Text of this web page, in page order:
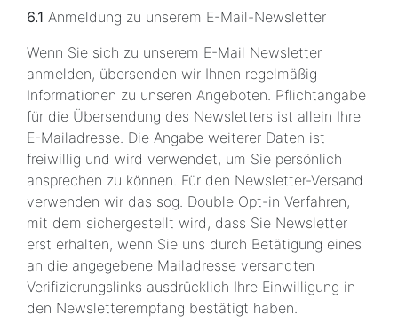
6.1 Anmeldung zu unserem E-Mail-Newsletter
Wenn Sie sich zu unserem E-Mail Newsletter
anmelden, übersenden wir Ihnen regelmäßig
Informationen zu unseren Angeboten. Pflichtangabe
für die Übersendung des Newsletters ist allein Ihre
E-Mailadresse. Die Angabe weiterer Daten ist
freiwillig und wird verwendet, um Sie persönlich
ansprechen zu können. Für den Newsletter-Versand
verwenden wir das sog. Double Opt-in Verfahren,
mit dem sichergestellt wird, dass Sie Newsletter
erst erhalten, wenn Sie uns durch Betätigung eines
an die angegebene Mailadresse versandten
Verifizierungslinks ausdrücklich Ihre Einwilligung in
den Newsletterempfang bestätigt haben.